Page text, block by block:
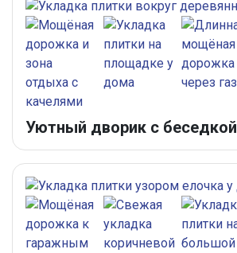
Уютный дворик с беседкой